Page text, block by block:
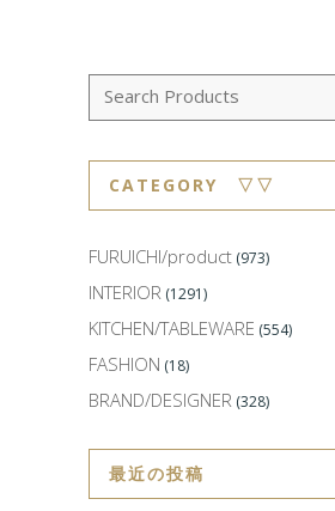
CATEGORY ▽▽
FURUICHI/product (973)
INTERIOR (1291)
KITCHEN/TABLEWARE (554)
FASHION (18)
BRAND/DESIGNER (328)
最近の投稿